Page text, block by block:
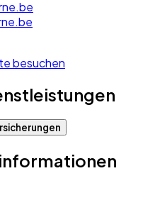
besuchen